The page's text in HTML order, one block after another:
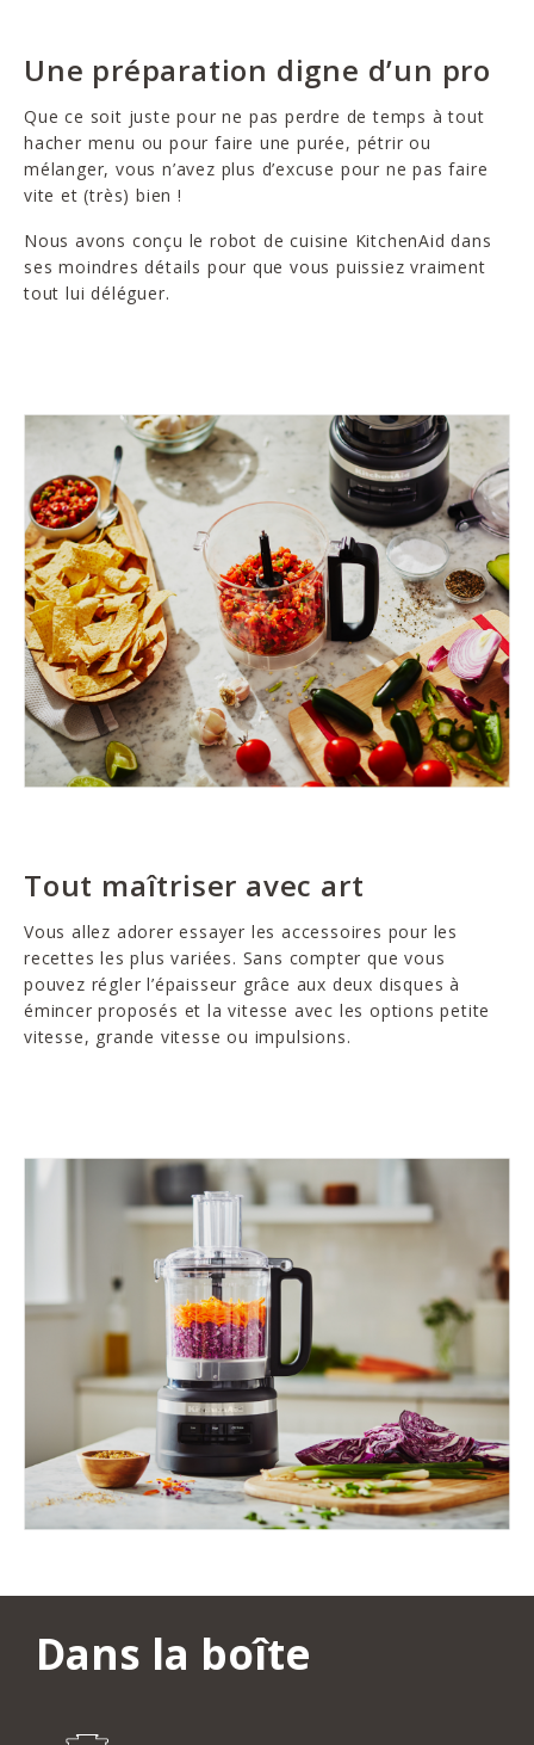
Une préparation digne d’un pro
Que ce soit juste pour ne pas perdre de temps à tout
hacher menu ou pour faire une purée, pétrir ou
mélanger, vous n’avez plus d’excuse pour ne pas faire
vite et (très) bien !
Nous avons conçu le robot de cuisine KitchenAid dans
ses moindres détails pour que vous puissiez vraiment
tout lui déléguer.
Tout maîtriser avec art
Vous allez adorer essayer les accessoires pour les
recettes les plus variées. Sans compter que vous
pouvez régler l’épaisseur grâce aux deux disques à
émincer proposés et la vitesse avec les options petite
vitesse, grande vitesse ou impulsions.
Dans la boîte